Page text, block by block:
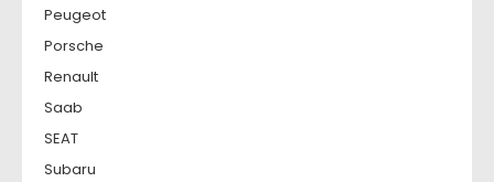
Peugeot
Porsche
Renault
Saab
SEAT
Subaru